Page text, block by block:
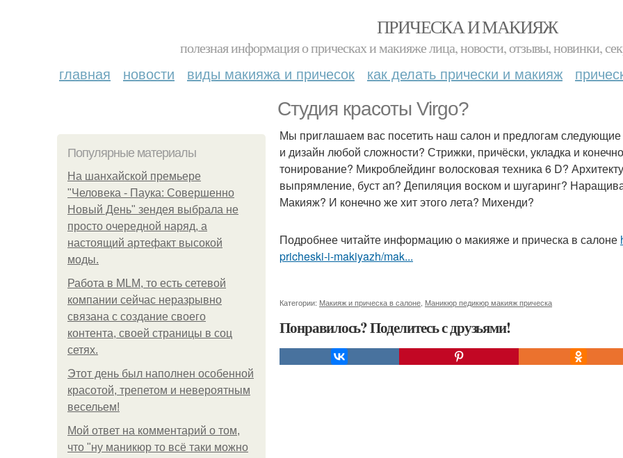
ПРИЧЕСКА И МАКИЯЖ
полезная информация о прическах и макияже лица, новости, отзывы, новинки,
главная новости виды макияжа и причесок как делать прически и макияж
Студия красоты Virgo?
Популярные материалы
На шанхайской премьере
"Человека - Паука: Совершенно
Новый День" зендея выбрала не
просто очередной наряд, а
настоящий артефакт высокой
моды.
Работа в MLM, то есть сетевой
компании сейчас неразрывно
связана с создание своего
контента, своей страницы в соц
сетях.
Этот день был наполнен особенной
красотой, трепетом и невероятным
весельем!
Мой ответ на комментарий о том,
что "ну маникюр то всё таки можно
Мы приглашаем вас посетить наш салон и предлогам
и дизайн любой сложности? Стрижки, причёски, укладка и
тонирование? Микроблейдинг волосковая техника 6 D?
выпрямление, буст ап? Депиляция воском и шугаринг?
Макияж? И конечно же хит этого лета? Михенди?
Подробнее читайте информацию о макияже и прическа в салоне
pricheski-i-makiyazh/mak...
Категории: Макияж и прическа в салоне Маникюр педикюр макияж прическа
Понравилось? Поделитесь с друзьями!